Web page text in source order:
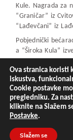
Kule. Nagrada za
“Graničar” iz
“Lađevčani” iz
Pobjednički
a “Široka Kula”
publike. Bećarac
punice i zeta, a
redoviti sudionici
iz Široke Kule
druge nagrade na
2019. godine.
Ova stranica koristi
iskustva,
Cookie postavke
pregledniku. Za
kliknite na Slažem
Postavke.
Slažem se